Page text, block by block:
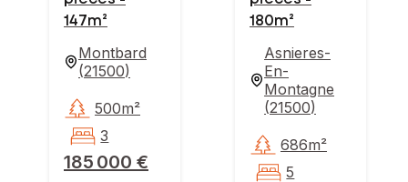
147m²
Montbard
(21500)
185 000 €
500m²
3
180m²
Asnieres-
En-
Montagne
(21500)
686m²
5